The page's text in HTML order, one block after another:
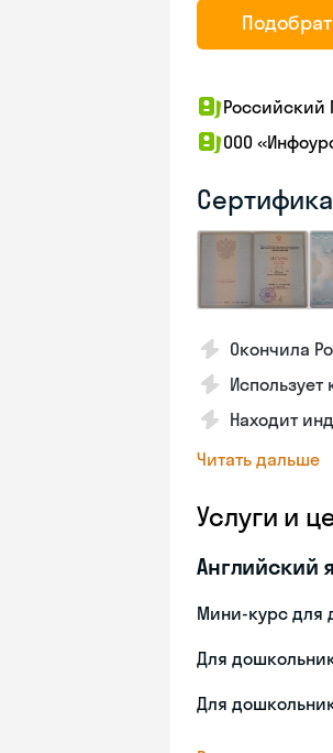
Российский
ООО
Окончила
Находит
Читать дальше
Услуги и
Английский
Мини-курс для
Для
Для